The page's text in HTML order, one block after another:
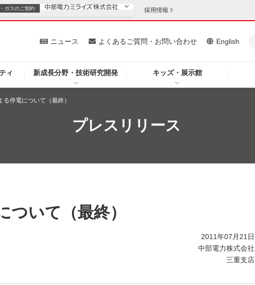
ィ 新成長分野・技術研究開発 キッズ・展示館
ニュース よくあるご質問・お問い合わせ English
内 安定供給
企業情報
ガスのご契約
のお客さま 法人のお客さま
採用情報
る停電について（最終）
プレスリリース
ついて（最終）
2011年07月21日
中部電力株式会社
三重支店